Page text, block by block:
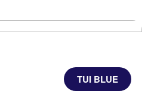
TUI BLUE